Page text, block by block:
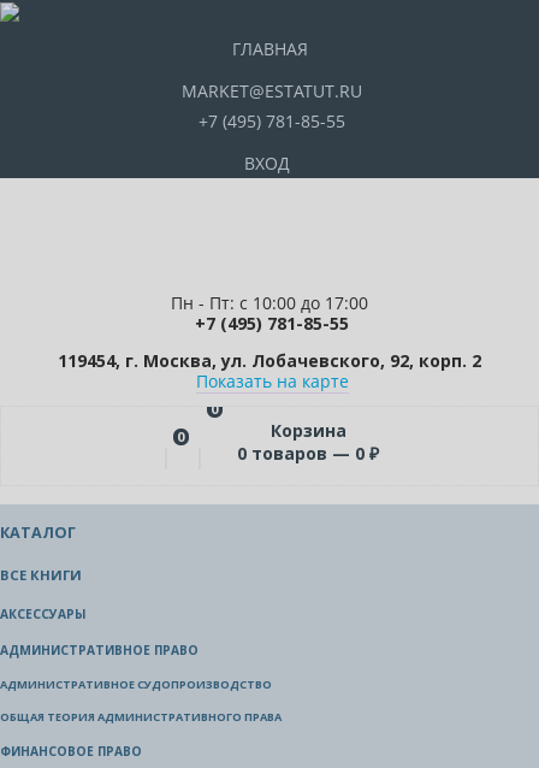
ГЛАВНАЯ
MARKET@ESTATUT.RU
+7 (495) 781-85-55
ВХОД
Пн - Пт: с 10:00 до 17:00
+7 (495) 781-85-55
119454, г. Москва, ул. Лобачевского, 92, корп. 2
Показать на карте
0
0
Корзина
0 товаров — 0 ₽
КАТАЛОГ
ВСЕ КНИГИ
АКСЕССУАРЫ
АДМИНИСТРАТИВНОЕ ПРАВО
АДМИНИСТРАТИВНОЕ СУДОПРОИЗВОДСТВО
ОБЩАЯ ТЕОРИЯ АДМИНИСТРАТИВНОГО ПРАВА
ФИНАНСОВОЕ ПРАВО